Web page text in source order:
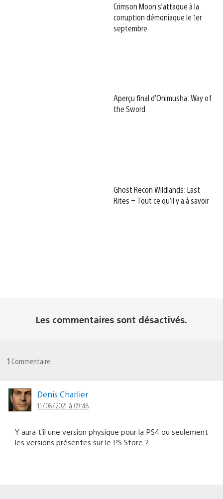
Crimson Moon s’attaque à la
corruption démoniaque le 1er
septembre
Aperçu final d’Onimusha: Way of
the Sword
Ghost Recon Wildlands: Last
Rites – Tout ce qu’il y a à savoir
Les commentaires sont désactivés.
1 Commentaire
Denis Charlier
11/08/2021 à 09:48
Y aura t’il une version physique pour la PS4 ou seulement
les versions présentes sur le PS Store ?